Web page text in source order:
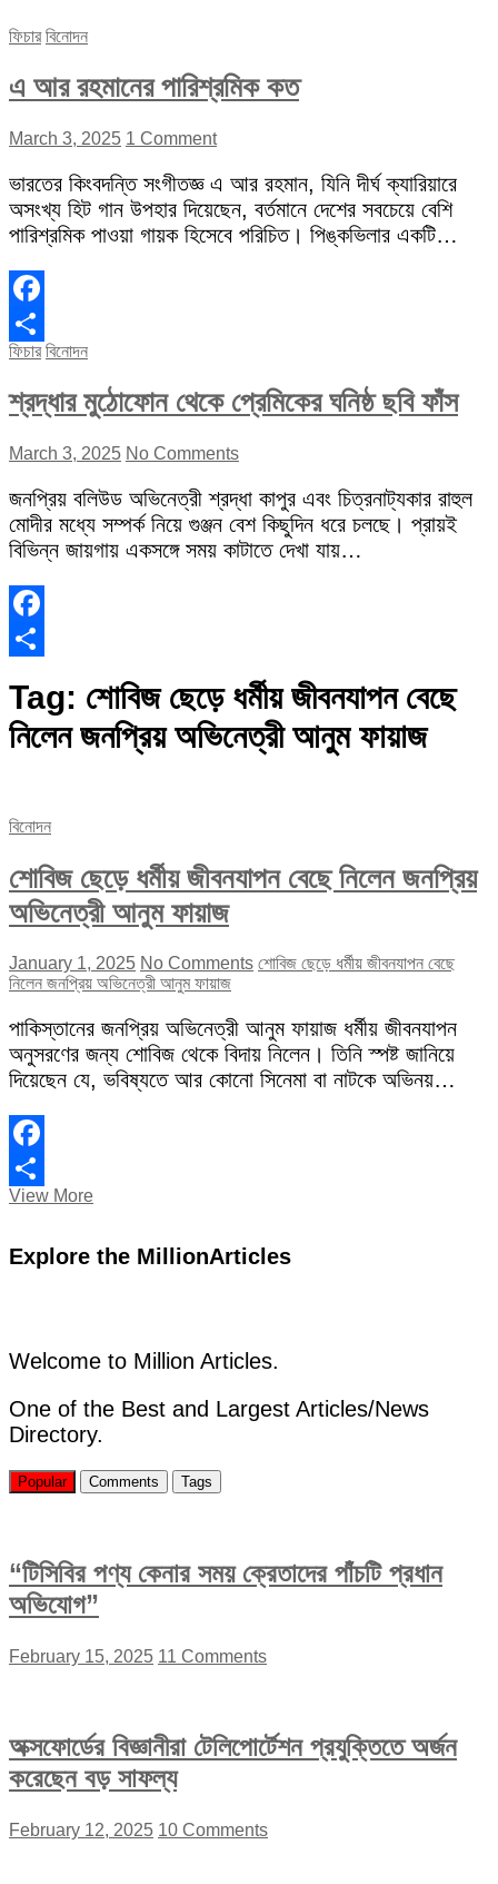
ফিচার বিনোদন
এ আর রহমানের পারিশ্রমিক কত
March 3, 2025 1 Comment
ভারতের কিংবদন্তি সংগীতজ্ঞ এ আর রহমান, যিনি দীর্ঘ ক্যারিয়ারে
অসংখ্য হিট গান উপহার দিয়েছেন, বর্তমানে দেশের সবচেয়ে বেশি
পারিশ্রমিক পাওয়া গায়ক হিসেবে পরিচিত। পিঙ্কভিলার একটি…
Facebook
Share
ফিচার বিনোদন
শ্রদ্ধার মুঠোফোন থেকে প্রেমিকের ঘনিষ্ঠ ছবি ফাঁস
March 3, 2025 No Comments
জনপ্রিয় বলিউড অভিনেত্রী শ্রদ্ধা কাপুর এবং চিত্রনাট্যকার রাহুল
মোদীর মধ্যে সম্পর্ক নিয়ে গুঞ্জন বেশ কিছুদিন ধরে চলছে। প্রায়ই
বিভিন্ন জায়গায় একসঙ্গে সময় কাটাতে দেখা যায়…
Facebook
Tag: শোবিজ ছেড়ে ধর্মীয় জীবনযাপন বেছে
নিলেন জনপ্রিয় অভিনেত্রী আনুম ফায়াজ
বিনোদন
শোবিজ ছেড়ে ধর্মীয় জীবনযাপন বেছে নিলেন জনপ্রিয়
অভিনেত্রী আনুম ফায়াজ
January 1, 2025 No Comments শোবিজ ছেড়ে ধর্মীয় জীবনযাপন বেছে
নিলেন জনপ্রিয় অভিনেত্রী আনুম ফায়াজ
পাকিস্তানের জনপ্রিয় অভিনেত্রী আনুম ফায়াজ ধর্মীয় জীবনযাপন
অনুসরণের জন্য শোবিজ থেকে বিদায় নিলেন। তিনি স্পষ্ট জানিয়ে
দিয়েছেন যে, ভবিষ্যতে আর কোনো সিনেমা বা নাটকে অভিনয়…
Facebook
Share
View Moreশোবিজ
জীবনযাপন
আনুম
ফায়াজ
Explore the MillionArticles
Welcome to Million Articles.
One of the Best and Largest Articles/News
Directory.
Popular Comments Tags
“টিসিবির পণ্য কেনার সময় ক্রেতাদের পাঁচটি প্রধান
অভিযোগ”
February 15, 2025 11 Comments
অক্সফোর্ডের বিজ্ঞানীরা টেলিপোর্টেশন প্রযুক্তিতে অর্জন
করেছেন বড় সাফল্য
February 12, 2025 10 Comments